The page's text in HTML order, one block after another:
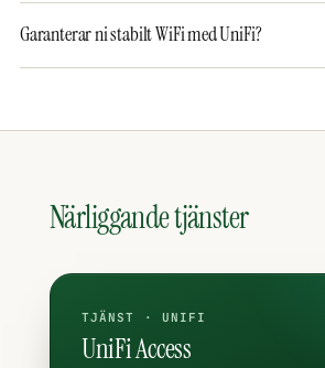
Garanterar ni stabilt WiFi med UniFi?
Närliggande tjänster
TJÄNST · UNIFI
UniFi Access